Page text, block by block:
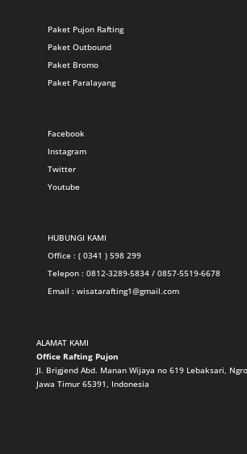
Paket Pujon Rafting
Paket Outbound
Paket Bromo
Paket Paralayang
Facebook
Instagram
Twitter
Youtube
HUBUNGI KAMI
Office : ( 0341 ) 598 299
Telepon : 0812-3289-5834 / 0857-5519-6678
Email : wisatarafting1@gmail.com
ALAMAT KAMI
Office Rafting Pujon
Jl. Brigjend Abd. Manan Wijaya no 619 Lebaksari,
Jawa Timur 65391, Indonesia